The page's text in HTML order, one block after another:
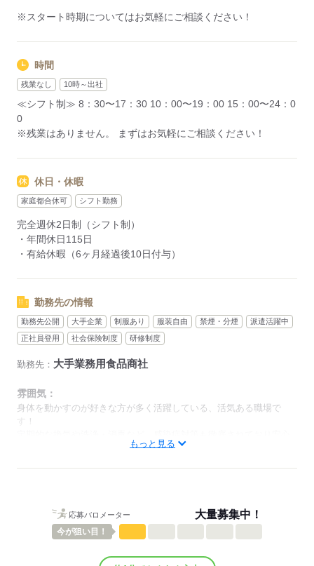
※スタート時期についてはお気軽にご相談ください！
時間
残業なし 10時～出社
≪シフト制≫ 8：30〜17：30 10：00〜19：00 15：00〜24：0
0
※残業はありません。 まずはお気軽にご相談ください！
休日・休暇
家庭都合休可 シフト勤務
完全週休2日制（シフト制）
・年間休日115日
・有給休暇（6ヶ月経過後10日付与）
勤務先の情報
勤務先公開 大手企業 制服あり 服装自由 禁煙・分煙
派遣活躍中
正社員登用
社会保険制度 研修制度
勤務先： 大手業務用食品商社
雰囲気：
身体を動かすのが好きな方が多く活躍している、活気ある職場で
す！
しずか
もっと見る
応募バロメーター 大量募集中！
今が狙い目！